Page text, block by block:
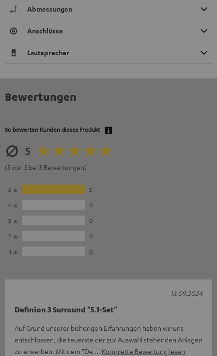
Abmessungen
Anschlüsse
Lautsprecher
Bewertungen
So bewerten Kunden dieses Produkt
5
(5 von 5 bei 3 Bewertungen)
5
3
4
0
3
0
2
0
1
0
Definion 3 Surround "5.1-Set"
Auf Grund unserer bisherigen Erfahrungen haben wir uns
entschlossen, die teuerste der zur Auswahl stehenden Anlagen
zu erwerben. Mit dem "De
Komplette Bewertung lesen
13.09.2024